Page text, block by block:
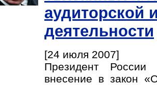
аудиторской
деятельности
[24 июля 2007]
Президент России
внесение в закон